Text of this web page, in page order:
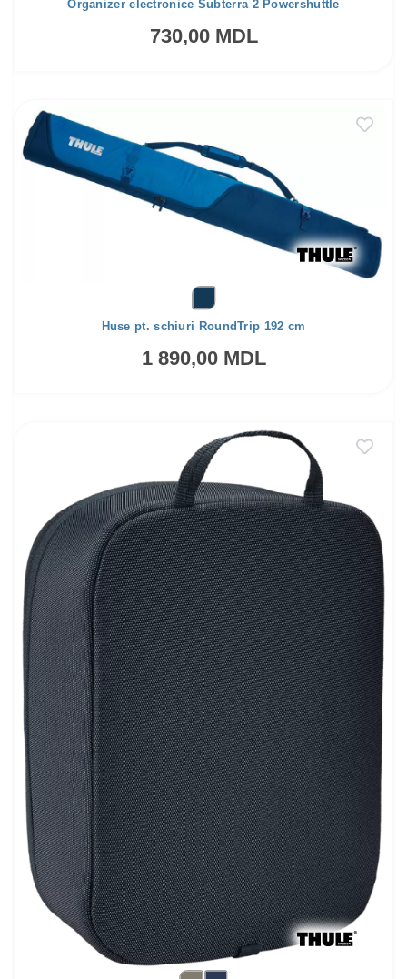
Organizer electronice Subterra 2 Powershuttle
730,00 MDL
Huse pt. schiuri RoundTrip 192 cm
1 890,00 MDL